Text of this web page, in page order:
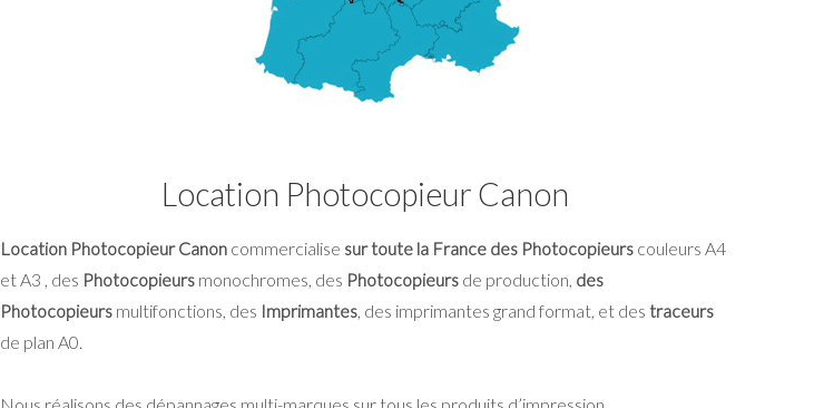
Location Photocopieur Canon
Location Photocopieur Canon commercialise sur toute la France des Photocopieurscouleurs A4
et A3 , des Photocopieursmonochromes, des Photocopieursde production, des
Photocopieurs multifonctions, des Imprimantes, des imprimantes grand format, et des traceurs
de plan A0.